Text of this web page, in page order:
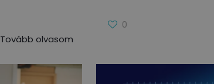
Tovább olvasom
0